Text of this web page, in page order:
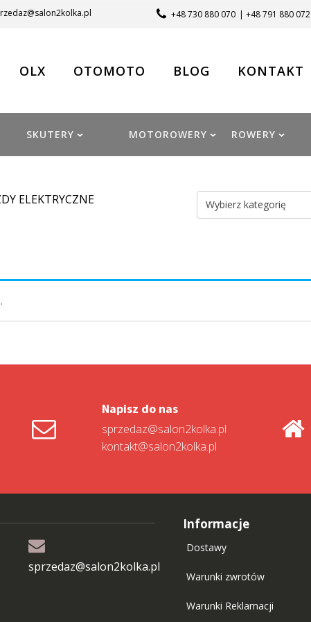
+48 730 880 070 | +48 791 880 072
OLX OTOMOTO BLOG KONTAKT
SKUTERY MOTOROWERY ROWERY
ELEKTRYCZNE
Wybierz kategorię
Napisz do nas
sprzedaz@salon2kolka.pl
kontakt@salon2kolka.pl
sprzedaz@salon2kolka.pl
Informacje
Dostawy
Warunki zwrotów
Warunki Reklamacji